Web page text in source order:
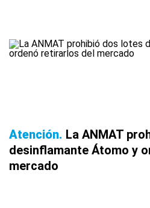
Atención La ANMAT
desinflamante Átomo y
mercado